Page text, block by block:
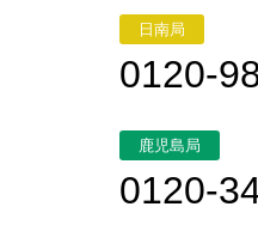
日南局
0120-
鹿児島局
0120-